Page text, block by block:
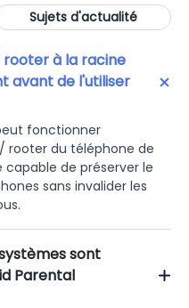
Sujets d'actualité
à la racine
avant de l'utiliser
fonctionner
rooter du téléphone de
de préserver le
sans invalider les
sont
Parental